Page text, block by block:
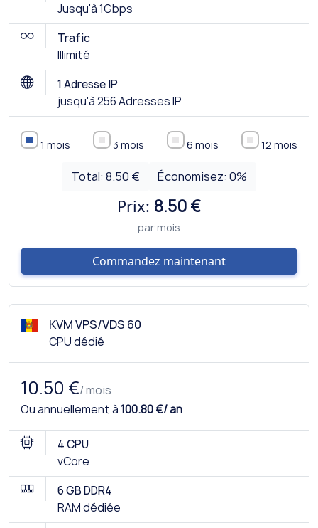
Jusqu'à 1Gbps
Trafic
Illimité
1 Adresse IP
jusqu'à 256 Adresses IP
1 mois 3 mois 6 mois 12 mois
Total: 8.50 € Économisez:0%
Prix: 8.50 €
par mois
Commandez maintenant
KVM VPS/VDS 60
CPU dédié
10.50 €/ mois
Ou annuellement à100.80 €/ an
4 CPU
vCore
6 GB DDR4
RAM dédiée